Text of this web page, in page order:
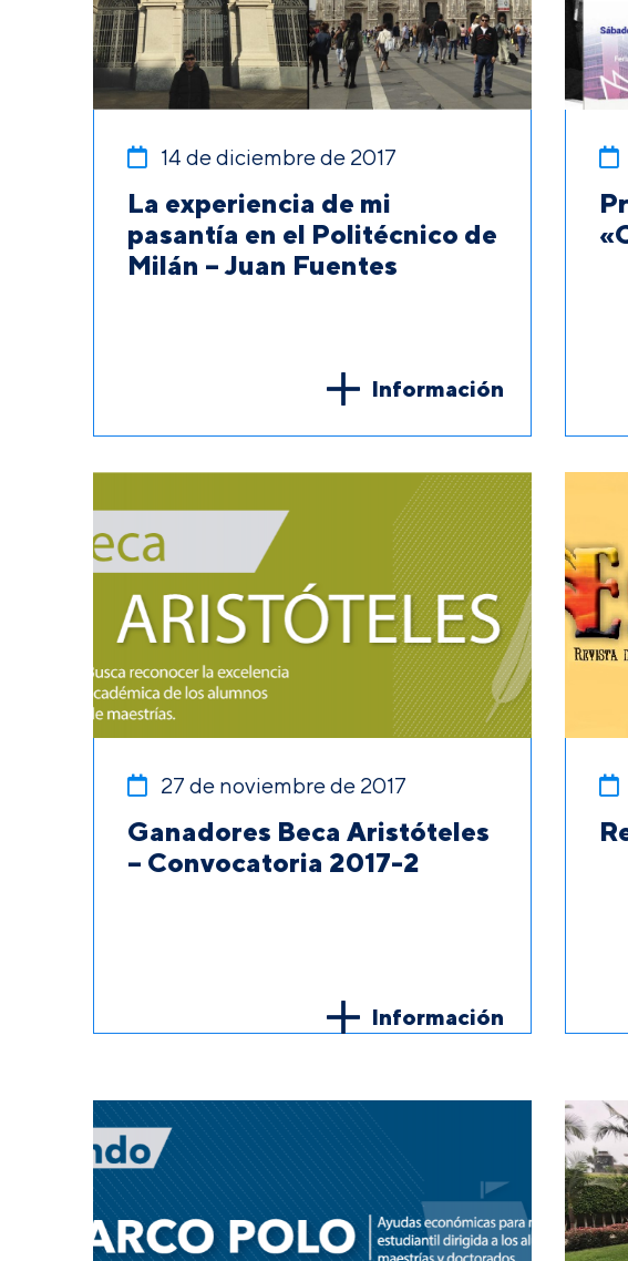
14 de diciembre de 2017
La experiencia de mi
pasantía en el Politécnico de
Milán – Juan Fuentes
Información
27 de noviembre de 2017
Ganadores Beca Aristóteles
– Convocatoria 2017-2
Información